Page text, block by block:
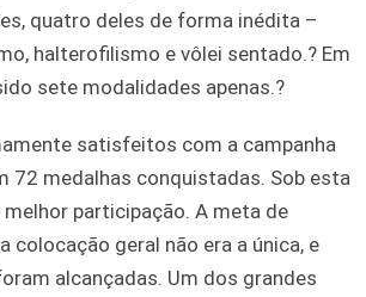
quatro deles de forma inédita –
halterofilismo e vôlei sentado.? Em
sete modalidades apenas.?
satisfeitos com a campanha
72 medalhas conquistadas. Sob esta
participação. A meta de
colocação geral não era a única, e
alcançadas. Um dos grandes